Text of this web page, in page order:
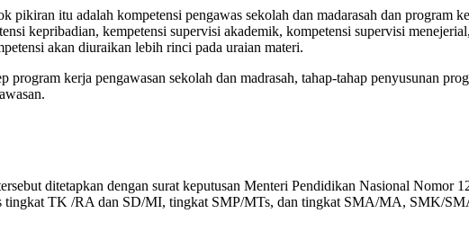
itu adalah kompetensi pengawas sekolah dan madarasah dan program
kepribadian, kempetensi supervisi akademik, kompetensi supervisi
akan diuraikan lebih rinci pada uraian materi.
kerja pengawasan sekolah dan madrasah, tahap-tahap penyusunan
ditetapkan dengan surat keputusan Menteri Pendidikan Nasional Nomor
tingkat TK /RA dan SD/MI, tingkat SMP/MTs, dan tingkat SMA/MA, SMK/